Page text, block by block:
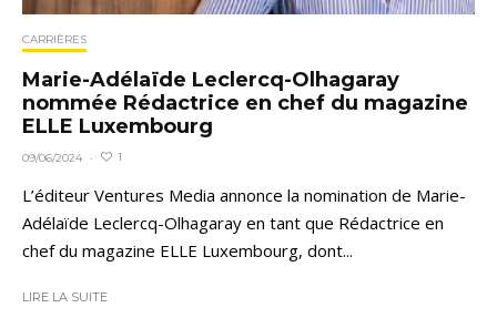
CARRIÈRES
Marie-Adélaïde Leclercq-Olhagaray
nommée Rédactrice en chef du magazine
ELLE Luxembourg
09/06/2024 · 1
L’éditeur Ventures Media annonce la nomination de Marie-
Adélaïde Leclercq-Olhagaray en tant que Rédactrice en
chef du magazine ELLE Luxembourg, dont...
LIRE LA SUITE